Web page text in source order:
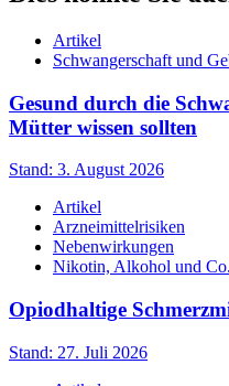
Artikel
Schwangerschaft und
Gesund durch die
Mütter wissen sollten
Stand: 3. August 2026
Artikel
Arzneimittelrisiken
Nebenwirkungen
Nikotin, Alkohol und Co.
Opiodhaltige
Stand: 27. Juli 2026